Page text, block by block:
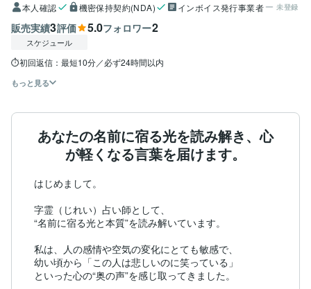
本人確認 機密保持契約(NDA) インボイス発行事業者 未登録
販売実績3評価 5.0フォロワー2
スケジュール
⏱初回返信：最短10分／必ず24時間以内
もっと見る
あなたの名前に宿る光を読み解き、心
が軽くなる言葉を届けます。
はじめまして。
字霊（じれい）占い師として、
“名前に宿る光と本質”を読み解いています。
私は、人の感情や空気の変化にとても敏感で、
幼い頃から「この人は悲しいのに笑っている」
といった心の“奥の声”を感じ取ってきました。